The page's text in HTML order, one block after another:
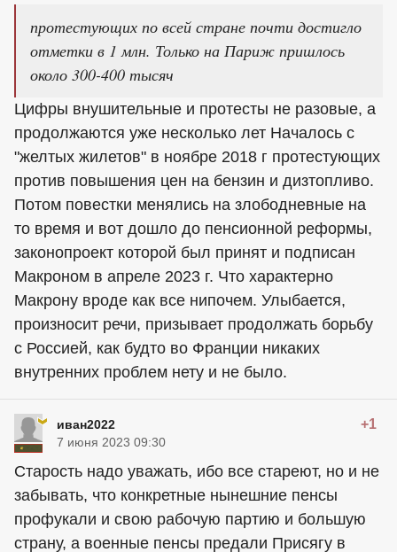
протестующих по всей стране почти достигло
отметки в 1 млн. Только на Париж пришлось
около 300-400 тысяч
Цифры внушительные и протесты не разовые, а
продолжаются уже несколько лет Началось с
"желтых жилетов" в ноябре 2018 г протестующих
против повышения цен на бензин и дизтопливо.
Потом повестки менялись на злободневные на
то время и вот дошло до пенсионной реформы,
законопроект которой был принят и подписан
Макроном в апреле 2023 г. Что характерно
Макрону вроде как все нипочем. Улыбается,
произносит речи, призывает продолжать борьбу
с Россией, как будто во Франции никаких
внутренних проблем нету и не было.
иван2022 +1
7 июня 2023 09:30
Старость надо уважать, ибо все стареют, но и не
забывать, что конкретные нынешние пенсы
профукали и свою рабочую партию и большую
страну, а военные пенсы предали Присягу в